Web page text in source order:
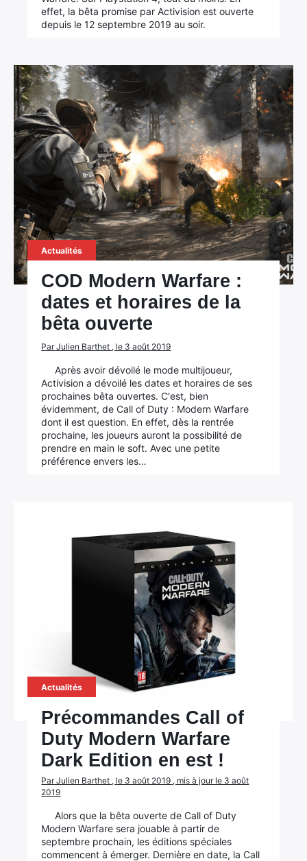
effet, la bêta promise par Activision est ouverte
depuis le 12 septembre 2019 au soir.
Actualités
COD Modern Warfare :
dates et horaires de la
bêta ouverte
Par Julien Barthet , le 3 août 2019
Après avoir dévoilé le mode multijoueur,
Activision a dévoilé les dates et horaires de ses
prochaines bêta ouvertes. C'est, bien
évidemment, de Call of Duty : Modern Warfare
dont il est question. En effet, dès la rentrée
prochaine, les joueurs auront la possibilité de
prendre en main le soft. Avec une petite
préférence envers les…
Actualités
Précommandes Call of
Duty Modern Warfare
Dark Edition en est !
Par Julien Barthet , le 3 août 2019 , mis à jour le 3 août
2019
Alors que la bêta ouverte de Call of Duty
Modern Warfare sera jouable à partir de
septembre prochain, les éditions spéciales
commencent à émerger. Dernière en date, la Call
×
Rechercher